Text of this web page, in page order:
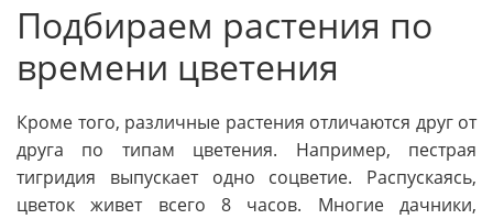
Подбираем растения по
времени цветения
Кроме того, различные растения отличаются друг от
друга по типам цветения. Например, пестрая
тигридия выпускает одно соцветие. Распускаясь,
цветок живет всего 8 часов. Многие дачники,